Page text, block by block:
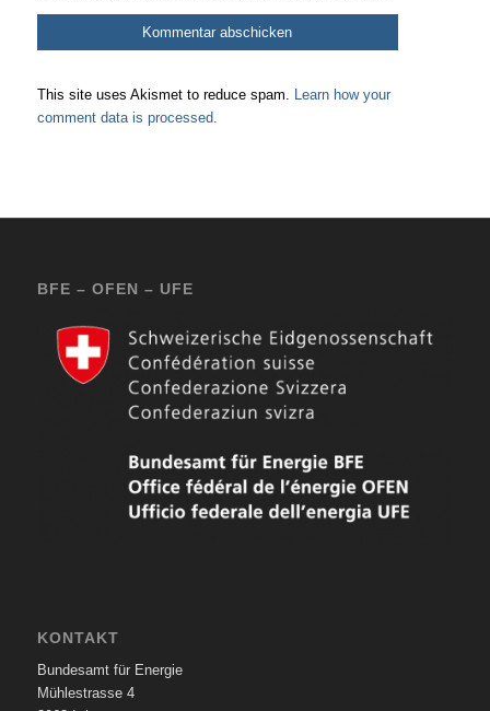
This site uses Akismet to reduce spam. Learn how your
comment data is processed.
BFE – OFEN – UFE
KONTAKT
Bundesamt für Energie
Mühlestrasse 4